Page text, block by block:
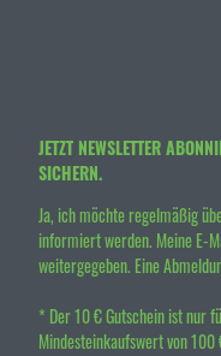
JETZT NEWSLETTER
SICHERN.
Ja, ich möchte regelmäßig
informiert werden. Meine E-
weitergegeben. Eine
* Der 10 € Gutschein ist nur
Mindesteinkaufswert von 100